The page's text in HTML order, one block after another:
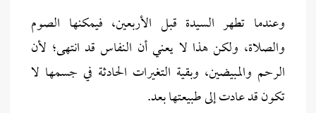
وعندما تطهر السيدة قبل الأربعين، فيمكنها الصوم
والصلاة، ولكن هذا لا يعني أن النفاس قد انتهى؛ لأن
الرحم والمبيضين، وبقية التغيرات الحادثة في جسمها لا
تكون قد عادت إلى طبيعتها بعد.